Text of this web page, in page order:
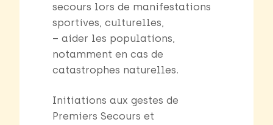
secours lors de manifestations
sportives, culturelles,
– aider les populations,
notamment en cas de
catastrophes naturelles.
Initiations aux gestes de
Premiers Secours et